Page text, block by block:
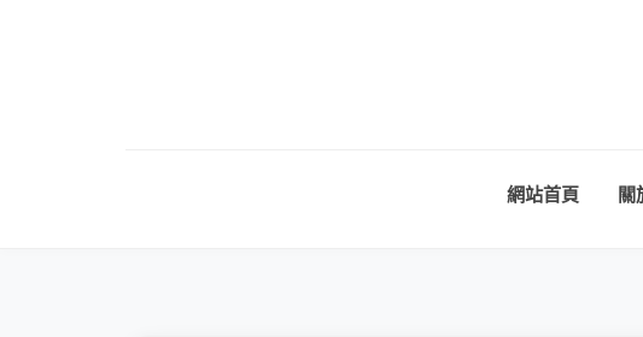
網站首頁 關